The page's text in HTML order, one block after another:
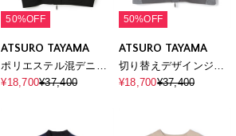
50%OFF
ATSURO TAYAMA
ポリエステル混デニム
半袖ジャケット
¥18,700¥37,400
50%OFF
ATSURO TAYAMA
切り替えデザインジッ
プジャケット
¥18,700¥37,400